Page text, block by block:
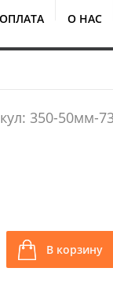
О НАС
350-50мм-
В корзину